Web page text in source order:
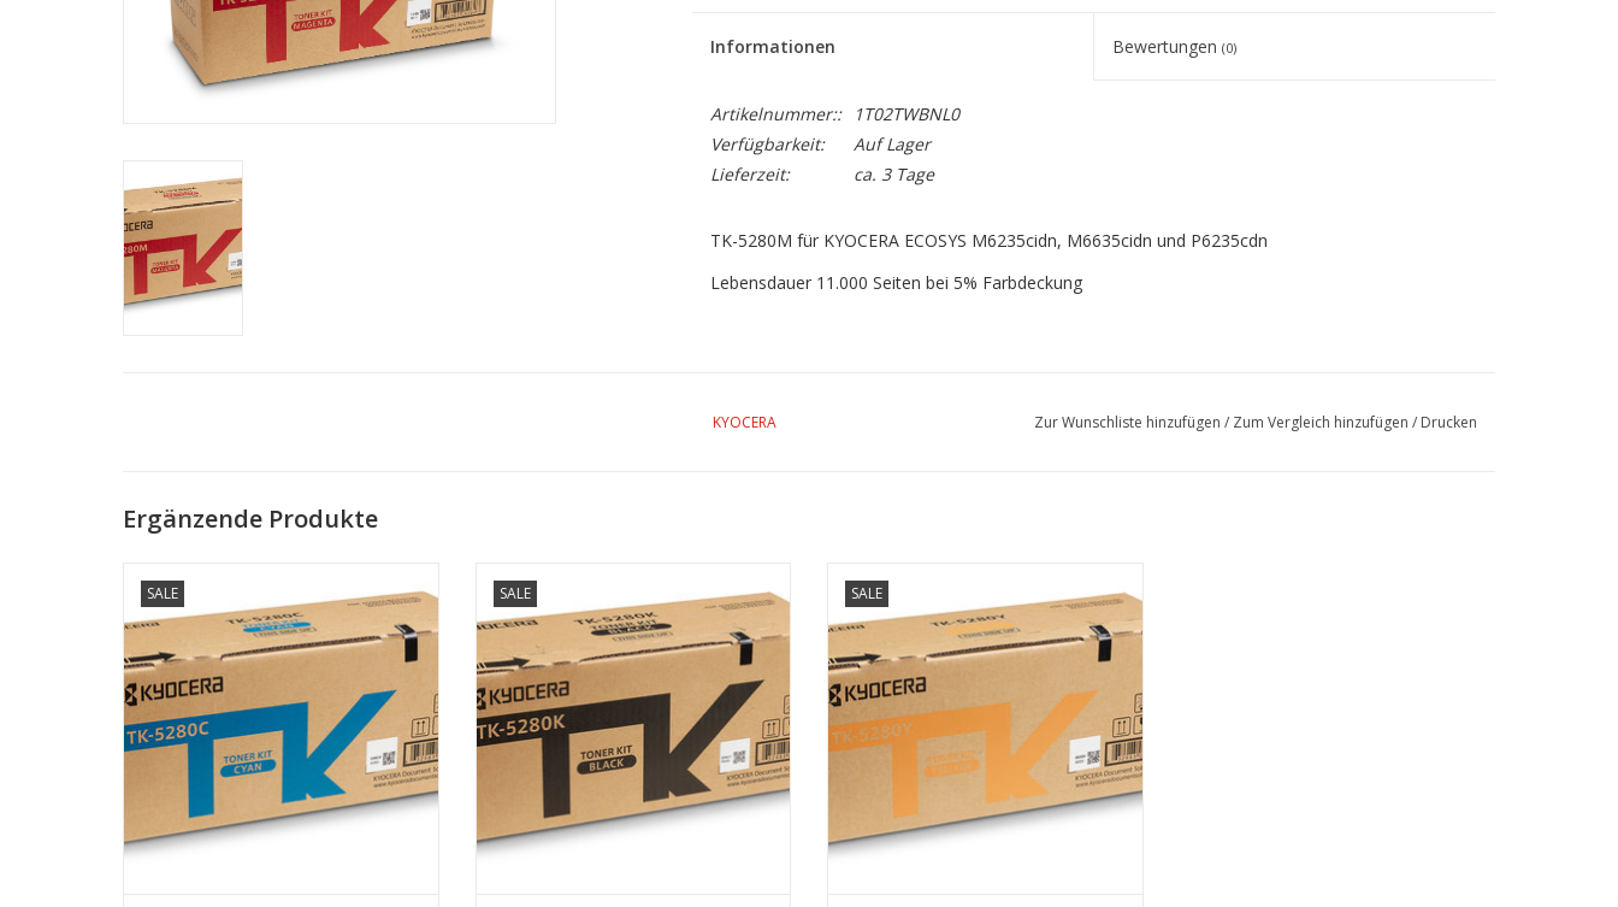
Informationen Bewertungen(0)
Artikelnummer::
1T02TWBNL0
Verfügbarkeit:
Auf Lager
Lieferzeit:
ca. 3 Tage
TK-5280M für KYOCERA ECOSYS M6235cidn, M6635cidn und P6235cdn
Lebensdauer 11.000 Seiten bei 5% Farbdeckung
KYOCERA Zur Wunschliste hinzufügen / Zum Vergleich hinzufügen / Drucken
Ergänzende Produkte
SALE
ZUM WARENKORB HINZUFÜGEN
SALE
ZUM WARENKORB HINZUFÜGEN
SALE
ZUM WARENKORB HINZUFÜGEN